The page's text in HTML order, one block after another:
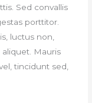
Sed convallis
porttitor.
luctus non,
aliquet. Mauris
tincidunt sed,